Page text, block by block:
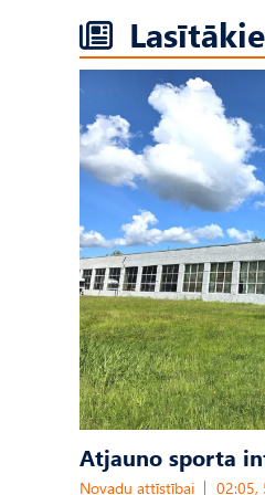
Atjauno sporta
Novadu attīstībai 02:05,